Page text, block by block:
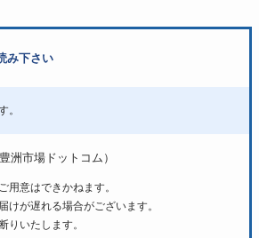
み下さい
。
豊洲市場ドットコム）
意はできかねます。
が遅れる場合がございます。
りいたします。